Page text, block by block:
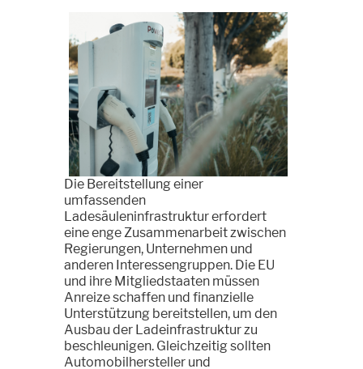
Die Bereitstellung einer
umfassenden
Ladesäuleninfrastruktur erfordert
eine enge Zusammenarbeit zwischen
Regierungen, Unternehmen und
anderen Interessengruppen. Die EU
und ihre Mitgliedstaaten müssen
Anreize schaffen und finanzielle
Unterstützung bereitstellen, um den
Ausbau der Ladeinfrastruktur zu
beschleunigen. Gleichzeitig sollten
Automobilhersteller und